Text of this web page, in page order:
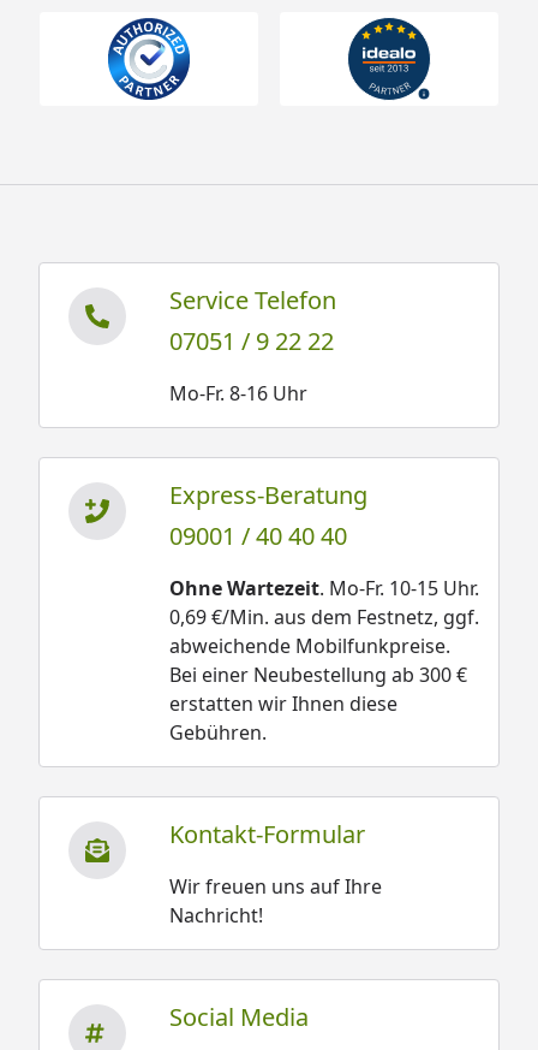
Service Telefon
07051 / 9 22 22
Mo-Fr. 8-16 Uhr
Express-Beratung
09001 / 40 40 40
Ohne Wartezeit. Mo-Fr. 10-15 Uhr.
0,69 €/Min. aus dem Festnetz, ggf.
abweichende Mobilfunkpreise.
Bei einer Neubestellung ab 300 €
erstatten wir Ihnen diese
Gebühren.
Kontakt-Formular
Wir freuen uns auf Ihre
Nachricht!
Social Media